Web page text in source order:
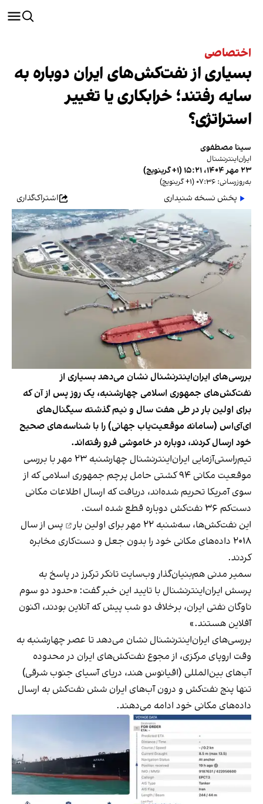
اختصاصی
بسیاری از نفت‌کش‌های ایران دوباره به
سایه رفتند؛ خرابکاری یا تغییر
استراتژی؟
سینا مصطفوی
ایران‌اینترنشنال
۲۳ مهر ۱۴۰۴، ۱۵:۲۱ (‎+۱ گرینویچ)
به‌روزرسانی: ۰۷:۳۶ (‎+۱ گرینویچ)
پخش نسخه شنیداری اشتراک‌گذاری
بررسی‌های ایران‌اینترنشنال نشان می‌دهد بسیاری از
نفت‌کش‌های جمهوری اسلامی چهارشنبه، یک روز پس از آن که
برای اولین بار در طی هفت سال و نیم گذشته سیگنال‌های
ای‌آی‌اس (سامانه موقعیت‌یاب جهانی) را با شناسه‌های صحیح
خود ارسال کردند، دوباره در خاموشی فرو رفته‌اند.
تیم‌راستی‌آزمایی ایران‌اینترنشنال چهارشنبه ۲۳ مهر با بررسی
موقعیت مکانی ۹۴ کشتی حامل پرچم جمهوری اسلامی که از
سوی آمریکا تحریم‌ شده‌اند، دریافت که ارسال اطلاعات مکانی
دست‌کم ۳۶ نفت‌کش دوباره قطع شده است.
این نفت‌کش‌ها، سه‌شنبه ۲۲ مهر برای
اولین بار
پس از سال
۲۰۱۸ داده‌های مکانی خود را بدون جعل و دست‌کاری مخابره
کردند.
سمیر مدنی هم‌بنیان‌گذار وب‌سایت تانکر ترکرز در پاسخ به
پرسش ایران‌اینترنشنال با تایید این خبر گفت:‌ «حدود دو سوم
ناوگان نفتی ایران، برخلاف دو شب پیش که آنلاین بودند، اکنون
آفلاین هستند.»
بررسی‌های ایران‌اینترنشنال نشان می‌دهد تا عصر چهارشنبه به
وقت اروپای مرکزی، از مجوع نفت‌کش‌های ایران در محدوده
آب‌های بین‌المللی (اقیانوس هند، دریای آسیای جنوب شرقی)
تنها پنج نفت‌کش و درون آب‌های ایران شش نفت‌کش به ارسال
داده‌های مکانی خود ادامه می‌دهند.